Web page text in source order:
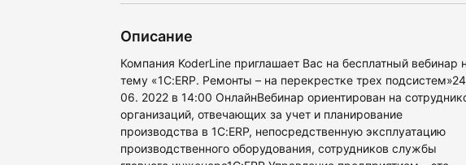
Описание
Компания KoderLine приглашает Вас на бесплатный вебинар
тему «1С:ERP. Ремонты – на перекрестке трех
06. 2022 в 14:00 ОнлайнВебинар ориентирован на
организаций, отвечающих за учет и планирование
производства в 1С:ERP, непосредственную эксплуатацию
производственного оборудования, сотрудников службы